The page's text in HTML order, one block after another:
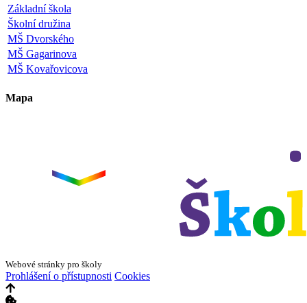
Základní škola
Školní družina
MŠ Dvorského
MŠ Gagarinova
MŠ Kovařovicova
Mapa
Webové stránky pro školy
Prohlášení o přístupnosti Cookies